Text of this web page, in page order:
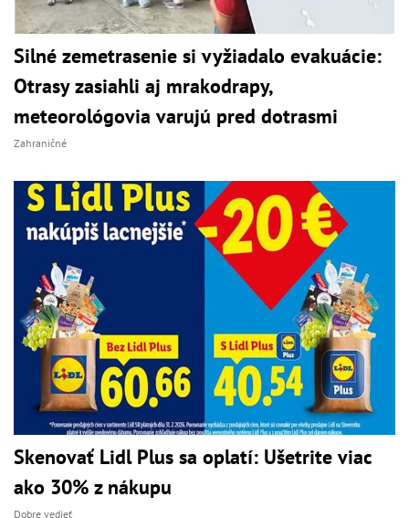
Silné zemetrasenie si vyžiadalo evakuácie:
Otrasy zasiahli aj mrakodrapy,
meteorológovia varujú pred dotrasmi
Zahraničné
Skenovať Lidl Plus sa oplatí: Ušetrite viac
ako 30% z nákupu
Dobre vedieť